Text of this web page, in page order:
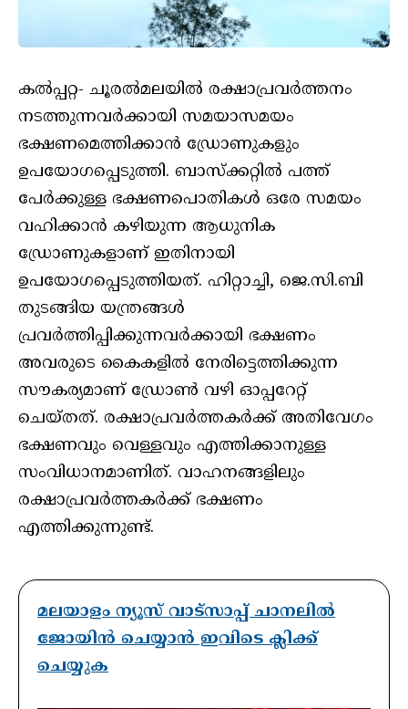
കൽപ്പറ്റ- ചൂരല്‍മലയില്‍ രക്ഷാപ്രവര്‍ത്തനം
നടത്തുന്നവര്‍ക്കായി സമയാസമയം
ഭക്ഷണമെത്തിക്കാന്‍ ഡ്രോണുകളും
ഉപയോഗപ്പെടുത്തി. ബാസ്‌ക്കറ്റില്‍ പത്ത്
പേര്‍ക്കുള്ള ഭക്ഷണപൊതികള്‍ ഒരേ സമയം
വഹിക്കാന്‍ കഴിയുന്ന ആധുനിക
ഡ്രോണുകളാണ് ഇതിനായി
ഉപയോഗപ്പെടുത്തിയത്. ഹിറ്റാച്ചി, ജെ.സി.ബി
തുടങ്ങിയ യന്ത്രങ്ങള്‍
പ്രവര്‍ത്തിപ്പിക്കുന്നവര്‍ക്കായി ഭക്ഷണം
അവരുടെ കൈകളില്‍ നേരിട്ടെത്തിക്കുന്ന
സൗകര്യമാണ് ഡ്രോണ്‍ വഴി ഓപ്പറേറ്റ്
ചെയ്തത്. രക്ഷാപ്രവര്‍ത്തകര്‍ക്ക് അതിവേഗം
ഭക്ഷണവും വെള്ളവും എത്തിക്കാനുള്ള
സംവിധാനമാണിത്. വാഹനങ്ങളിലും
രക്ഷാപ്രവർത്തകർക്ക് ഭക്ഷണം
എത്തിക്കുന്നുണ്ട്.
മലയാളം ന്യൂസ് വാട്സാപ്പ് ചാനലിൽ
ജോയിൻ ചെയ്യാൻ ഇവിടെ ക്ലിക്ക്
ചെയ്യുക